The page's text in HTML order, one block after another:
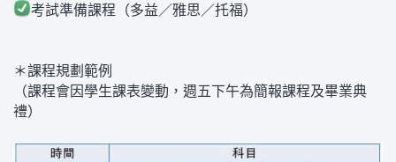
考試準備課程（多益／雅思／托福）
＊課程規劃範例
（課程會因學生課表變動，週五下午為簡報課程及畢業典
禮）